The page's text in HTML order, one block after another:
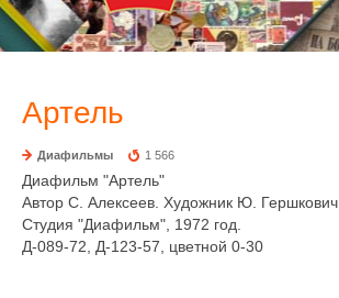
Артель
Диафильмы 1 566
Диафильм "Артель"
Автор С. Алексеев. Художник Ю. Гершкович
Студия "Диафильм", 1972 год.
Д-089-72, Д-123-57, цветной 0-30